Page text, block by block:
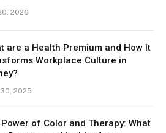
2026
are a Health Premium and How It
Workplace Culture in
30, 2025
of Color and Therapy: What